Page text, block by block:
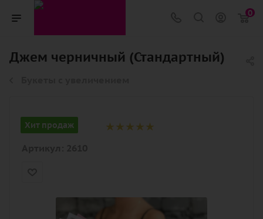
0
Джем черничный (Стандартный)
Хит продаж